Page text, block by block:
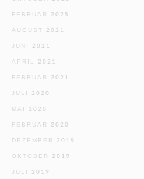
FEBRUAR 2025
AUGUST 2021
JUNI 2021
APRIL 2021
FEBRUAR 2021
JULI 2020
MAI 2020
FEBRUAR 2020
DEZEMBER 2019
OKTOBER 2019
JULI 2019